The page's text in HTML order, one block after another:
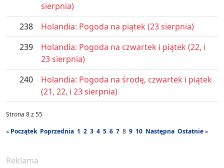
sierpnia)
238
Holandia: Pogoda na piątek (23 sierpnia)
239
Holandia: Pogoda na czwartek i piątek (22, i
23 sierpnia)
240
Holandia: Pogoda na środę, czwartek i piątek
(21, 22, i 23 sierpnia)
Strona 8 z 55
« Początek Poprzednia 1 2 3 4 5 6 7 8 9 10 Następna Ostatnie»
Reklama